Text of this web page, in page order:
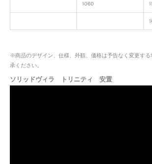
1060
※商品のデザイン、仕様、外観、価格は予告なく変更する
承ください。
ソリッドヴィラ トリニティ 安置